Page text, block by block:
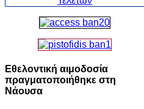
Εθελοντική αιμοδοσία
πραγματοποιήθηκε στη
Νάουσα